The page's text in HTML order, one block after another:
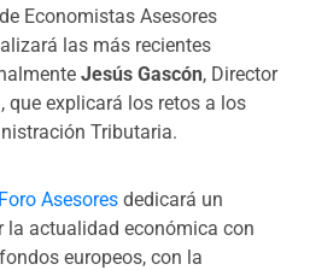
Economistas Asesores
las más recientes
Jesús Gascón, Director
que explicará los retos a los
Tributaria.
Foro Asesores dedicará un
la actualidad económica con
europeos, con la